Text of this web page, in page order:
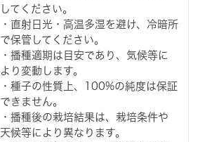
してください。
・直射日光・高温多湿を避け、冷暗所
で保管してください。
・播種適期は目安であり、気候等に
より変動します。
・種子の性質上、100%の純度は保証
できません。
・播種後の栽培結果は、栽培条件や
天候等により異なります。